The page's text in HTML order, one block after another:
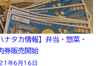
ナタカ情報】弁当・惣菜・
券販売開始
年6月16日